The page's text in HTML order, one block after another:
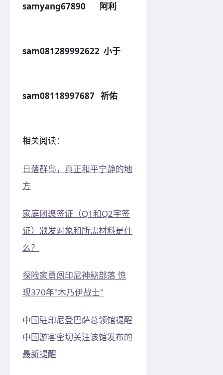
samyang67890 阿利
sam081289992622 小于
sam08118997687 祈佑
相关阅读：
日落群岛，真正和平宁静的地
方
家庭团聚签证（Q1和Q2字签
证）颁发对象和所需材料是什
么？
探险家勇闯印尼神秘部落 惊
现370年"木乃伊战士"
中国驻印尼登巴萨总领馆提醒
中国游客密切关注该馆发布的
最新提醒